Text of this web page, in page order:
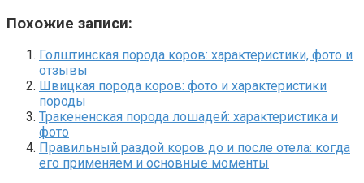
Похожие записи:
Голштинская порода коров: характеристики, фото и
отзывы
Швицкая порода коров: фото и характеристики
породы
Тракененская порода лошадей: характеристика и
фото
Правильный раздой коров до и после отела: когда
его применяем и основные моменты